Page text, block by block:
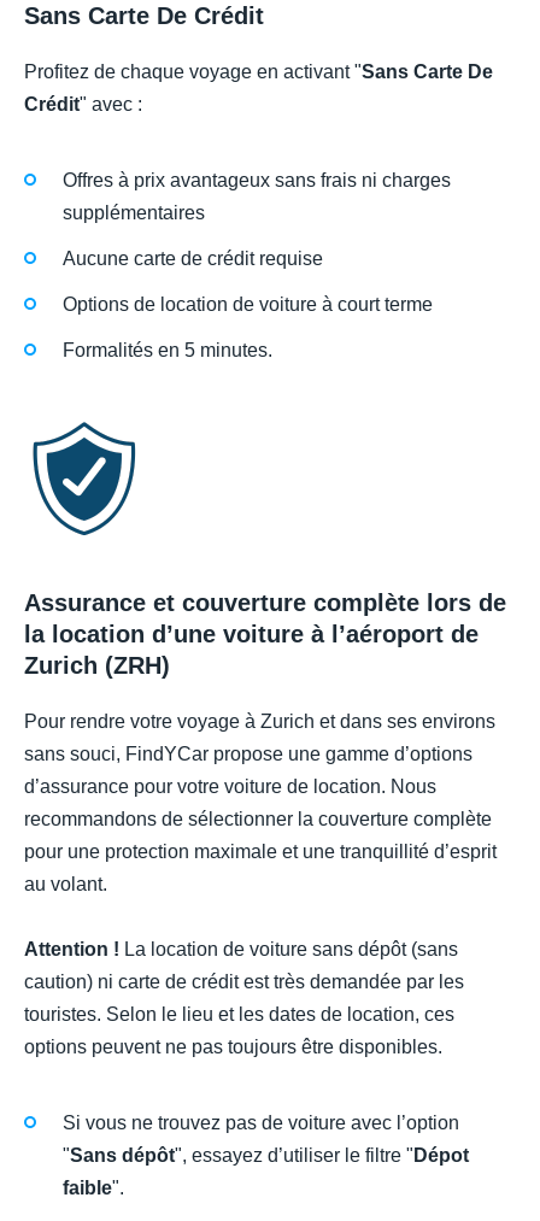
Sans Carte De Crédit
Profitez de chaque voyage en activant "Sans Carte De
Crédit" avec :
Offres à prix avantageux sans frais ni charges
supplémentaires
Aucune carte de crédit requise
Options de location de voiture à court terme
Formalités en 5 minutes.
Assurance et couverture complète lors de
la location d’une voiture à l’aéroport de
Zurich (ZRH)
Pour rendre votre voyage à Zurich et dans ses environs
sans souci, FindYCar propose une gamme d’options
d’assurance pour votre voiture de location. Nous
recommandons de sélectionner la couverture complète
pour une protection maximale et une tranquillité d’esprit
au volant.
Attention ! La location de voiture sans dépôt (sans
caution) ni carte de crédit est très demandée par les
touristes. Selon le lieu et les dates de location, ces
options peuvent ne pas toujours être disponibles.
Si vous ne trouvez pas de voiture avec l’option
"Sans dépôt", essayez d’utiliser le filtre " Dépot
faible".